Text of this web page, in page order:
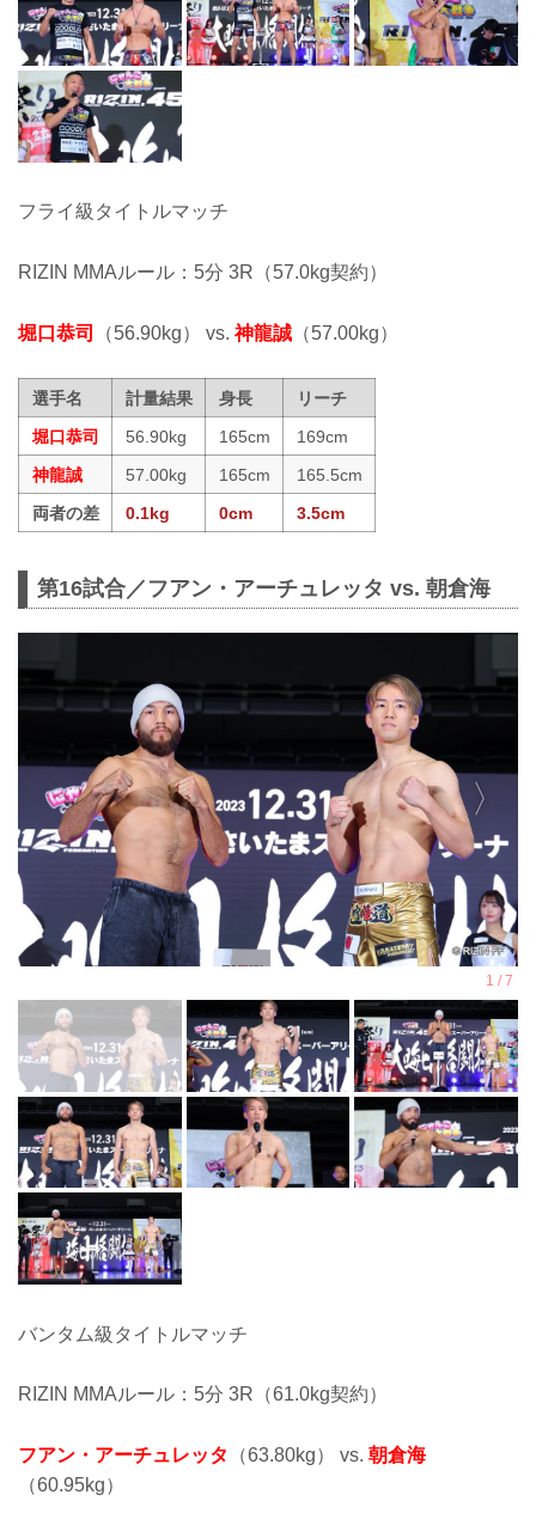
フライ級タイトルマッチ
RIZIN MMAルール：5分 3R（57.0kg契約）
堀口恭司 （56.90kg） vs.神龍誠 （57.00kg）
選手名 計量結果 身長
リーチ
堀口恭司
56.90kg 165cm
169cm
神龍誠
57.00kg 165cm
165.5cm
両者の差
0.1kg 0cm 3.5cm
第16試合／フアン・アーチュレッタ vs. 朝倉海
バンタム級タイトルマッチ
RIZIN MMAルール：5分 3R（61.0kg契約）
フアン・アーチュレッタ （63.80kg） vs. 朝倉海
（60.95kg）